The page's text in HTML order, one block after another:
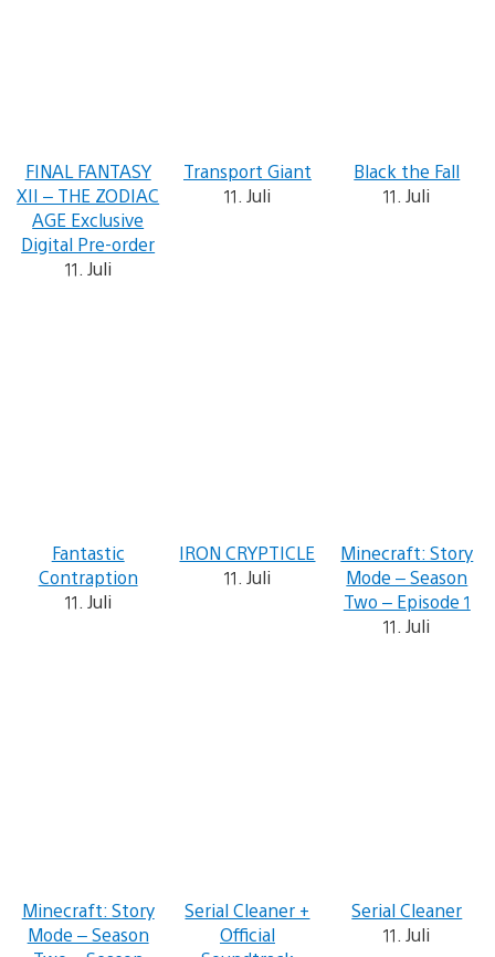
FINAL FANTASY
XII – THE ZODIAC
AGE Exclusive
Digital Pre-order
11. Juli
Transport Giant
11. Juli
Black the Fall
11. Juli
Fantastic
Contraption
11. Juli
IRON CRYPTICLE
11. Juli
Minecraft: Story
Mode – Season
Two – Episode 1
11. Juli
Minecraft: Story
Mode – Season
Serial Cleaner +
Official
Serial Cleaner
11. Juli